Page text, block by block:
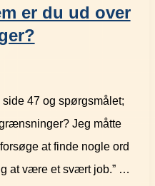
er du ud over
47 og spørgsmålet;
Jeg måtte
at finde nogle ord
at være et svært job.” …